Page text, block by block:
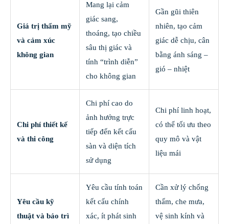
Giá trị thẩm mỹ
và cảm xúc
không gian
Mang lại cảm
giác sang,
thoáng, tạo chiều
sâu thị giác và
tính “trình diễn”
cho không gian
Gần gũi thiên
nhiên, tạo cảm
giác dễ chịu, cân
bằng ánh sáng –
gió – nhiệt
Chi phí thiết kế
và thi công
Chi phí cao do
ảnh hưởng trực
tiếp đến kết cấu
sàn và diện tích
sử dụng
Chi phí linh hoạt,
có thể tối ưu theo
quy mô và vật
liệu mái
Yêu cầu kỹ
thuật và bảo trì
Yêu cầu tính toán
kết cấu chính
xác, ít phát sinh
Cần xử lý chống
thấm, che mưa,
vệ sinh kính và